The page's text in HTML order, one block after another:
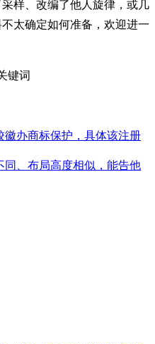
样、改编了他人旋律，或几
太确定如何准备，欢迎进一
徽办商标保护，具体该注册
同、布局高度相似，能告他